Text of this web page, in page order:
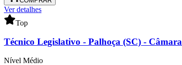
Ver detalhes
Top
Técnico Legislativo - Palhoça (SC) - Câmara
Nível Médio